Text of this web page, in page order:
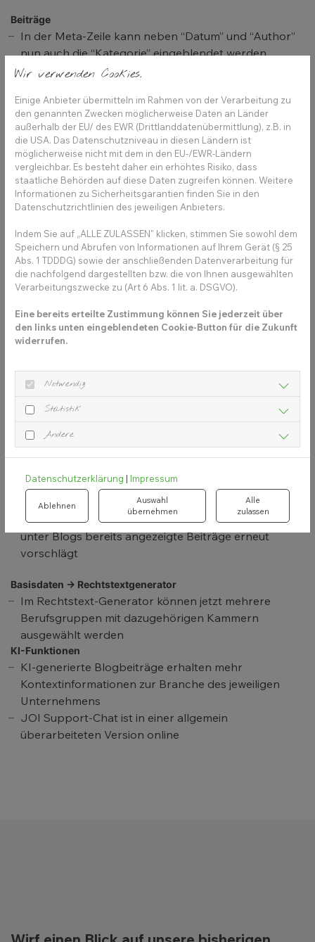
Beiträge
In der Meta-Zeile kann neben “Datum” und “Author”
nun auch die “Kategorie” eingeblendet werden
Website
Es können Dienste mit einem iFrame-Modul
eingebunden werden, welche auch an den Cookie
Consent angebunden werden.
Optimierungendes
Systems
Aufgaben
Überarbeitung des Aufgaben-Bereichs
Beiträge
Die Quelle für KI-generierte Beitragsbilder wird jetzt
Website
Fehler behoben, bei dem der Button “Mehr laden”
unter Blogs bereits angezeigte Beiträge erneut
vorschlägt
Basisdaten → Rechtstextgenerator
Im Rechtstext-Generator können jetzt mehrere
Berufsgruppen mit dazugehörigen Kammern
ausgewählt werden
KI-Funktionen
KI-generierte Blogbeiträge erhalten mehr
Kontextinformationen zur Branche des jeweiligen
Unternehmens
JOI Support-Chat ist in einer allgemein
überarbeiteten Version online
Wir verwenden Cookies.
Einige Anbieter übermitteln im Rahmen von der Verarbeitung zu
den genannten Zwecken möglicherweise Daten an Länder
außerhalb der EU/ des EWR (Drittlanddatenübermittlung), z.B. in
die USA. Das Datenschutzniveau in diesen Ländern ist
möglicherweise nicht mit dem in den EU-/EWR-Ländern
vergleichbar. Es besteht daher ein erhöhtes Risiko, dass
staatliche Behörden auf diese Daten zugreifen können. Weitere
Informationen zu Sicherheitsgarantien finden Sie in den
Datenschutzrichtlinien des jeweiligen Anbieters.
Indem Sie auf „ALLE ZULASSEN" klicken, stimmen Sie sowohl dem
Speichern und Abrufen von Informationen auf Ihrem Gerät (§ 25
Abs. 1 TDDDG) sowie der anschließenden Datenverarbeitung für
die nachfolgend dargestellten bzw. die von Ihnen ausgewählten
Verarbeitungszwecke zu (Art 6 Abs. 1 lit. a. DSGVO).
Eine bereits erteilte Zustimmung können Sie jederzeit über
den links unten eingeblendeten Cookie-Button für die Zukunft
widerrufen.
Notwendig
Statistik
Andere
Datenschutzerklärung | Impressum
Ablehnen
Auswahl
übernehmen
Alle
zulassen